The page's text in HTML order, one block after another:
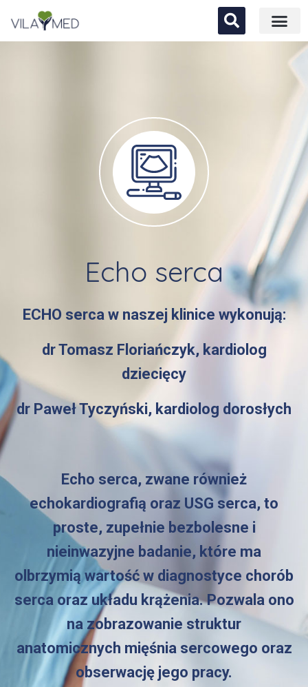
Echo serca
ECHO serca w naszej klinice wykonują:
dr Tomasz Floriańczyk, kardiolog
dziecięcy
dr Paweł Tyczyński, kardiolog dorosłych
Echo serca, zwane również
echokardiografią oraz USG serca, to
proste, zupełnie bezbolesne i
nieinwazyjne badanie, które ma
olbrzymią wartość w diagnostyce chorób
serca oraz układu krążenia. Pozwala ono
na zobrazowanie struktur
anatomicznych mięśnia sercowego oraz
obserwację jego pracy.